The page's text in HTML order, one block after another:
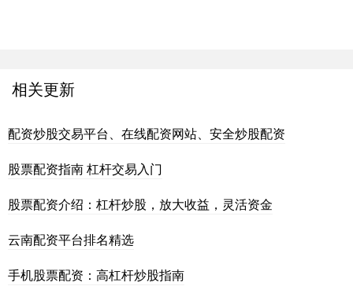
相关更新
配资炒股交易平台、在线配资网站、安全炒股配资
股票配资指南 杠杆交易入门
股票配资介绍：杠杆炒股，放大收益，灵活资金
云南配资平台排名精选
手机股票配资：高杠杆炒股指南